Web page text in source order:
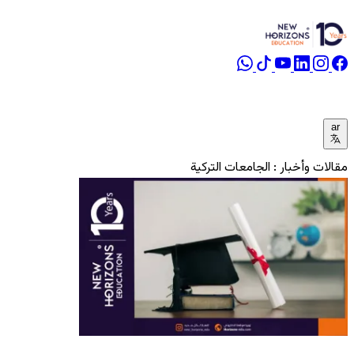
ar
مقالات وأخبار : الجامعات التركية